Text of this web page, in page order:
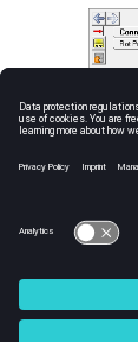
ファ
名前